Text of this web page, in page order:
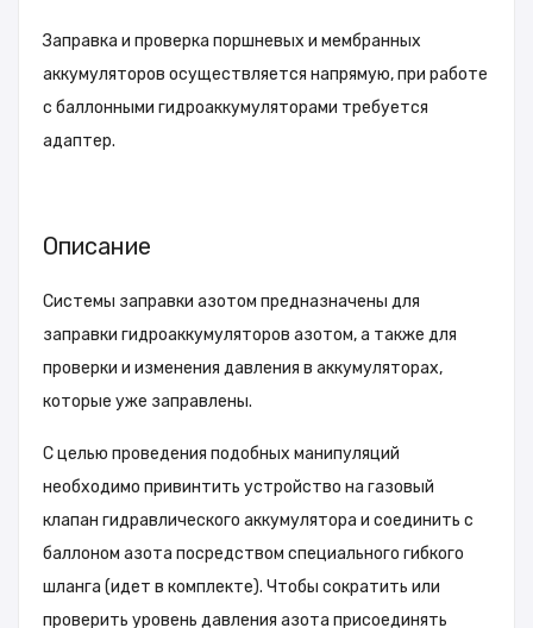
Заправка и проверка поршневых и мембранных
аккумуляторов осуществляется напрямую, при работе
с баллонными гидроаккумуляторами требуется
адаптер.
Описание
Системы заправки азотом предназначены для
заправки гидроаккумуляторов азотом, а также для
проверки и изменения давления в аккумуляторах,
которые уже заправлены.
С целью проведения подобных манипуляций
необходимо привинтить устройство на газовый
клапан гидравлического аккумулятора и соединить с
баллоном азота посредством специального гибкого
шланга (идет в комплекте). Чтобы сократить или
проверить уровень давления азота присоединять